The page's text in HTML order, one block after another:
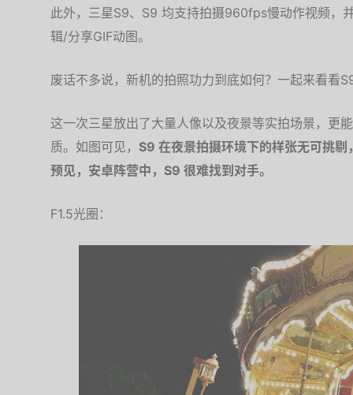
此外，三星S9、S9 均支持拍摄960fps慢动作视频，
辑/分享GIF动图。
废话不多说，新机的拍照功力到底如何？一起来看看
这一次三星放出了大量人像以及夜景等实拍场景，更
质。如图可见， S9 在夜景拍摄环境下的样张无可挑
预见，安卓阵营中，S9 很难找到对手。
F1.5光圈：